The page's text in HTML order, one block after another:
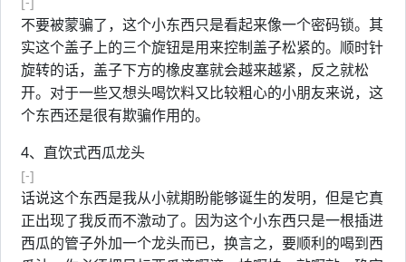
不要被蒙骗了，这个小东西只是看起来像一个密码锁。其
实这个盖子上的三个旋钮是用来控制盖子松紧的。顺时针
旋转的话，盖子下方的橡皮塞就会越来越紧，反之就松
开。对于一些又想头喝饮料又比较粗心的小朋友来说，这
个东西还是很有欺骗作用的。
4、直饮式西瓜龙头
[-]
话说这个东西是我从小就期盼能够诞生的发明，但是它真
正出现了我反而不激动了。因为这个小东西只是一根插进
西瓜的管子外加一个龙头而已，换言之，要顺利的喝到西